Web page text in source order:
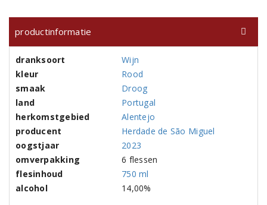
productinformatie
dranksoort
Wijn
kleur
Rood
smaak
Droog
land
Portugal
herkomstgebied
Alentejo
producent
Herdade de São Miguel
oogstjaar
2023
omverpakking
6 flessen
flesinhoud
750 ml
alcohol
14,00%